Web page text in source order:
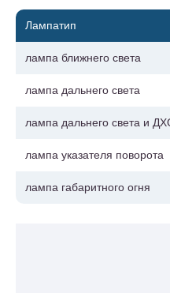
Лампатип
лампа ближнего света
лампа дальнего света
лампа дальнего света и
лампа указателя поворота
лампа габаритного огня